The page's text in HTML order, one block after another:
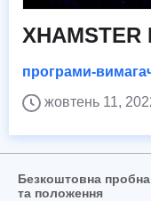
програми-
жовтень 11,
Безкоштовна
та положення